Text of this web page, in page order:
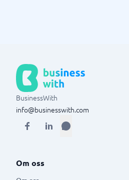
BusinessWith
info@businesswith.com
Om oss